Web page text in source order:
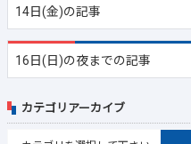
14日(金)の記事
16日(日)の夜までの記事
カテゴリアーカイブ